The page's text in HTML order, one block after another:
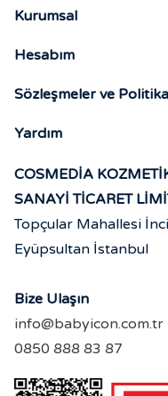
Kurumsal
Hesabım
Sözleşmeler ve
Yardım
COSMEDİA
SANAYİ TİCARET
Topçular Mahallesi
Eyüpsultan İstanbul
Bize Ulaşın
info@babyicon.com.tr
0850 888 83 87